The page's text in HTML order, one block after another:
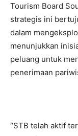
Tourism Board
strategis ini
dalam
menunjukkan
peluang untuk
penerimaan
“STB telah aktif